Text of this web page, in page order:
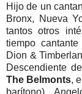
Hijo de un
Bronx, Nueva
tantos otros
tiempo
Dion &
Descendiente
The Belmonts,
barítono),